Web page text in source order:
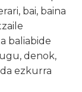
bai, baina
baliabide
denok,
ezkurra